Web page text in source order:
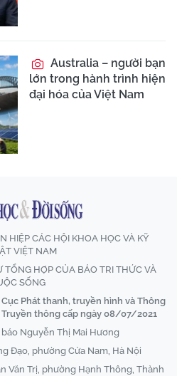
Australia – người bạn
lớn trong hành trình hiện
đại hóa của Việt Nam
HIỆP CÁC HỘI KHOA HỌC VÀ KỸ
VIỆT NAM
HỢP CỦA BÁO TRI THỨC VÀ
SỐNG
Phát thanh, truyền hình và Thông
thông cấp ngày 08/07/2021
báo Nguyễn Thị Mai Hương
Đạo, phường Cửa Nam, Hà Nội
Văn Trị, phường Hạnh Thông, Thành